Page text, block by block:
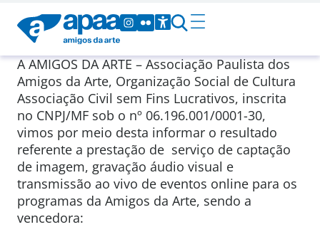
A AMIGOS DA ARTE – Associação Paulista dos
Amigos da Arte, Organização Social de Cultura
Associação Civil sem Fins Lucrativos, inscrita
no CNPJ/MF sob o nº 06.196.001/0001-30,
vimos por meio desta informar o resultado
referente a prestação de serviço de captação
de imagem, gravação áudio visual e
transmissão ao vivo de eventos online para os
programas da Amigos da Arte, sendo a
vencedora: